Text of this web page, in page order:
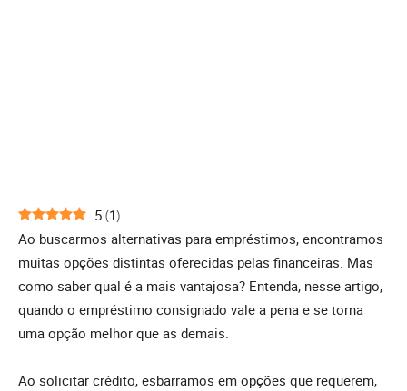
5 (1)
Ao buscarmos alternativas para empréstimos, encontramos
muitas opções distintas oferecidas pelas financeiras. Mas
como saber qual é a mais vantajosa? Entenda, nesse artigo,
quando o empréstimo consignado vale a pena e se torna
uma opção melhor que as demais.
Ao solicitar crédito, esbarramos em opções que requerem,